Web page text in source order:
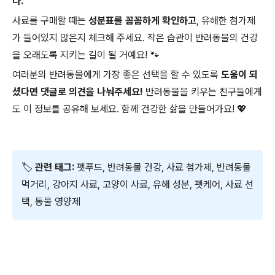
사료를 구매할 때는 성분표를 꼼꼼하게 확인하고, 유해한 첨가제
가 들어있지 않은지 체크해 주세요. 작은 습관이 반려동물의 건강
을 오래도록 지키는 길이 될 거예요! 🐾
여러분의 반려동물에게 가장 좋은 선택을 할 수 있도록 도움이 되
셨다면 댓글로 의견을 나눠주세요! 반려동물을 키우는 친구들에게
도 이 정보를 공유해 보세요. 함께 건강한 삶을 만들어가요! 💖
🏷 관련 태그: 펫푸드, 반려동물 건강, 사료 첨가제, 반려동물
먹거리, 강아지 사료, 고양이 사료, 유해 성분, 펫케어, 사료 선
택, 동물 영양제